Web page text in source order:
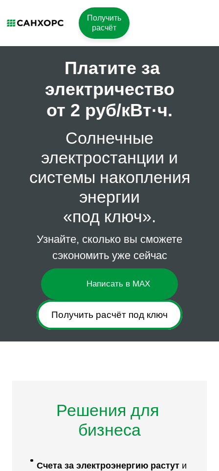
Получить
расчёт
Платите за
электричество
от 2 руб/кВт·ч.
Солнечные
электростанции и
системы накопления
энергии
«под ключ».
Узнайте, сколько вы сможете
сэкономить уже сейчас
Написать в MAX
Получить расчёт под ключ
Решения для
бизнеса
Счета за электроэнергию растут и